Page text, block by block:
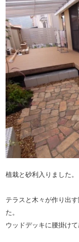
植栽と砂利入りました。
テラスと木々が作り出
た。
ウッドデッキに腰掛けて